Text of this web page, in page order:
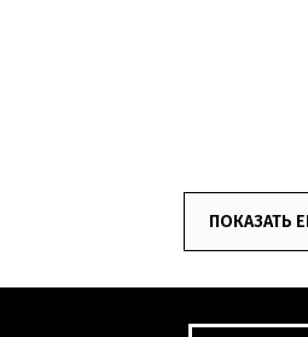
ПОКАЗАТЬ